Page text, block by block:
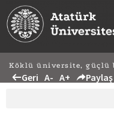
Köklü üniversite, güçlü
Geri A- A+ Paylaş